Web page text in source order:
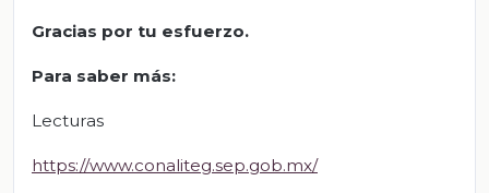
Gracias por tu esfuerzo.
Para saber más:
Lecturas
https://www.conaliteg.sep.gob.mx/